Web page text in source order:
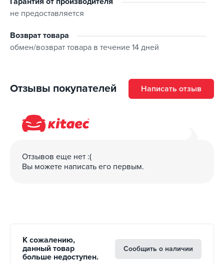
батарея емкостью 85 кв/ч - 24 часа;
Комплектация:
зарядное устройство;
не предоставляется
Возврат товара
обмен/возврат товара в течение 14 дней
Отзывы покупателей Написать отзыв
Отзывов еще нет :(
Вы можете написать его первым.
К сожалению,
данный товар
больше недоступен.
Сообщить о наличии